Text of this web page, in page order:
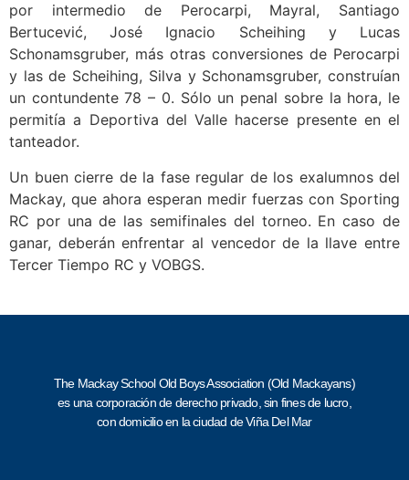
por intermedio de Perocarpi, Mayral, Santiago
Bertucević, José Ignacio Scheihing y Lucas
Schonamsgruber, más otras conversiones de Perocarpi
y las de Scheihing, Silva y Schonamsgruber, construían
un contundente 78 – 0. Sólo un penal sobre la hora, le
permitía a Deportiva del Valle hacerse presente en el
tanteador.
Un buen cierre de la fase regular de los exalumnos del
Mackay, que ahora esperan medir fuerzas con Sporting
RC por una de las semifinales del torneo. En caso de
ganar, deberán enfrentar al vencedor de la llave entre
Tercer Tiempo RC y VOBGS.
The Mackay School Old Boys Association (Old Mackayans)
es una corporación de derecho privado, sin fines de lucro,
con domicilio en la ciudad de Viña Del Mar